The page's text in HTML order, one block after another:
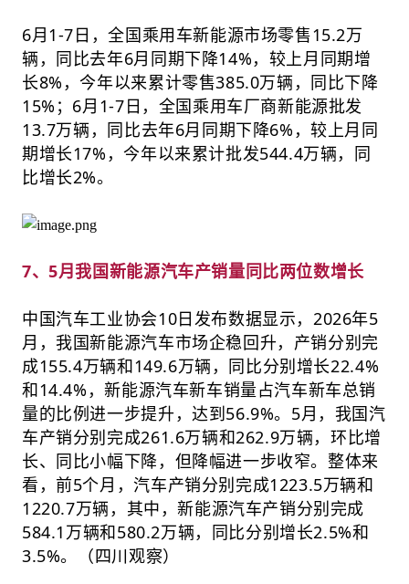
6月1-7日，全国乘用车新能源市场零售15.2万
辆，同比去年6月同期下降14%，较上月同期增
长8%，今年以来累计零售385.0万辆，同比下降
15%；6月1-7日，全国乘用车厂商新能源批发
13.7万辆，同比去年6月同期下降6%，较上月同
期增长17%，今年以来累计批发544.4万辆，同
比增长2%。
7、5月我国新能源汽车产销量同比两位数增长
中国汽车工业协会10日发布数据显示，2026年5
月，我国新能源汽车市场企稳回升，产销分别完
成155.4万辆和149.6万辆，同比分别增长22.4%
和14.4%，新能源汽车新车销量占汽车新车总销
量的比例进一步提升，达到56.9%。5月，我国汽
车产销分别完成261.6万辆和262.9万辆，环比增
长、同比小幅下降，但降幅进一步收窄。整体来
看，前5个月，汽车产销分别完成1223.5万辆和
1220.7万辆，其中，新能源汽车产销分别完成
584.1万辆和580.2万辆，同比分别增长2.5%和
3.5%。（四川观察）